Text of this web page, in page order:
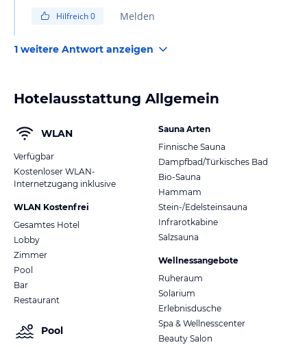
Hilfreich0 Melden
1 weitere Antwort anzeigen
Hotelausstattung Allgemein
WLAN
Verfügbar
Kostenloser WLAN-
Internetzugang inklusive
WLAN Kostenfrei
Gesamtes Hotel
Lobby
Zimmer
Pool
Bar
Restaurant
Pool
Sauna Arten
Finnische Sauna
Dampfbad/Türkisches Bad
Bio-Sauna
Hammam
Stein-/Edelsteinsauna
Infrarotkabine
Salzsauna
Wellnessangebote
Ruheraum
Solarium
Erlebnisdusche
Spa & Wellnesscenter
Beauty Salon